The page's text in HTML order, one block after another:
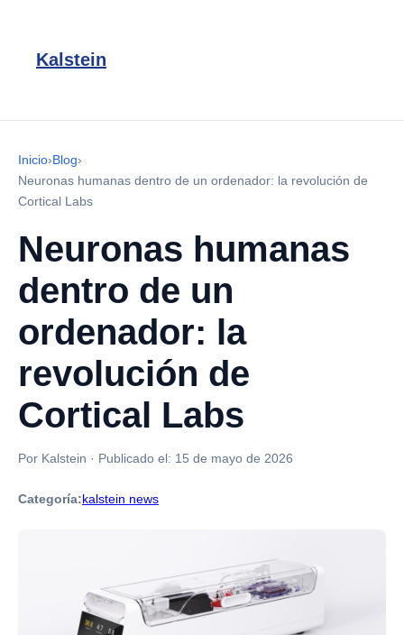
Kalstein
Inicio›Blog›
Neuronas humanas dentro de un ordenador: la revolución de
Cortical Labs
Neuronas humanas
dentro de un
ordenador: la
revolución de
Cortical Labs
Por Kalstein · Publicado el: 15 de mayo de 2026
Categoría:kalstein news